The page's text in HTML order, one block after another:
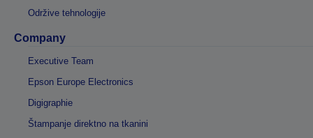
Održive tehnologije
Company
Executive Team
Epson Europe Electronics
Digigraphie
Štampanje direktno na tkanini